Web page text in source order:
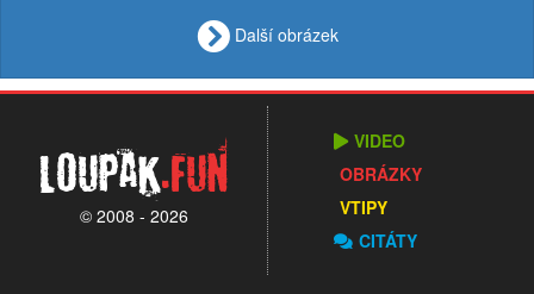
Další obrázek
Loupak.fun
© 2008 - 2026
VIDEO
OBRÁZKY
VTIPY
CITÁTY